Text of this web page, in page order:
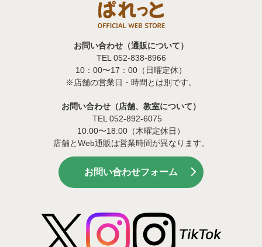
お問い合わせ（通販について）
TEL 052-838-8966
10：00〜17：00（日曜定休）
※店舗の営業日・時間とは別です。
お問い合わせ（店舗、教室について）
TEL 052-892-6075
10:00〜18:00（木曜定休日）
店舗とWeb通販は営業時間が異なります。
お問い合わせフォーム